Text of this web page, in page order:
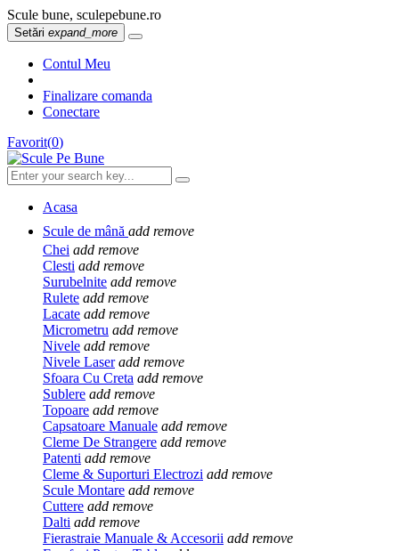
Scule bune, sculepebune.ro
Setări expand_more
Contul Meu
Finalizare comanda
Conectare
Favorit(0)
Acasa
Scule de mână add remove
Chei add remove
Clesti add remove
Surubelnite add remove
Rulete add remove
Lacate add remove
Micrometru add remove
Nivele add remove
Nivele Laser add remove
Sfoara Cu Creta add remove
Sublere add remove
Topoare add remove
Capsatoare Manuale add remove
Cleme De Strangere add remove
Patenti add remove
Cleme & Suporturi Electrozi add remove
Scule Montare add remove
Cuttere add remove
Dalti add remove
Fierastraie Manuale & Accesorii add remove